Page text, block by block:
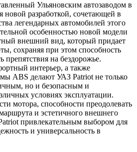
Ульяновским автозаводом в
новой разработкой, сочетающей в
легендарных автомобилей этого
особенностью новой модели
внешний вид, который придает
сохраняя при этом способность
препятствия на бездорожье.
интерьер, а также
ABS делают УАЗ Patriot не только
но и безопасным и
условиях эксплуатации.
мотора, способности преодолевать
и эстетичного внешнего
привлекательным выбором для
и универсальность в